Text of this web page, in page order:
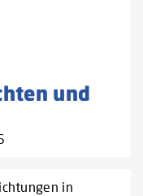
und
in